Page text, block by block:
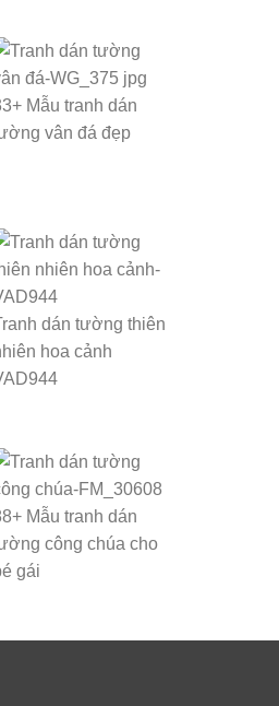
Mẫu tranh dán
vân đá đẹp
dán tường thiên
hoa cảnh
Mẫu tranh dán
công chúa cho
gái